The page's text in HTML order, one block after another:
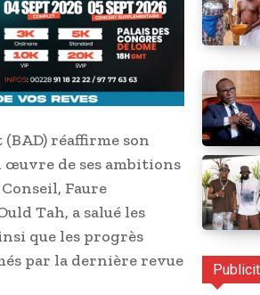
réaffirme son
œuvre de ses ambitions
Faure
Tah, a salué les
que les progrès
par la dernière revue